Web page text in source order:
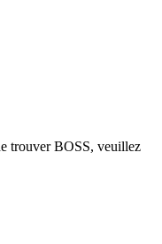
trouver BOSS, veuillez